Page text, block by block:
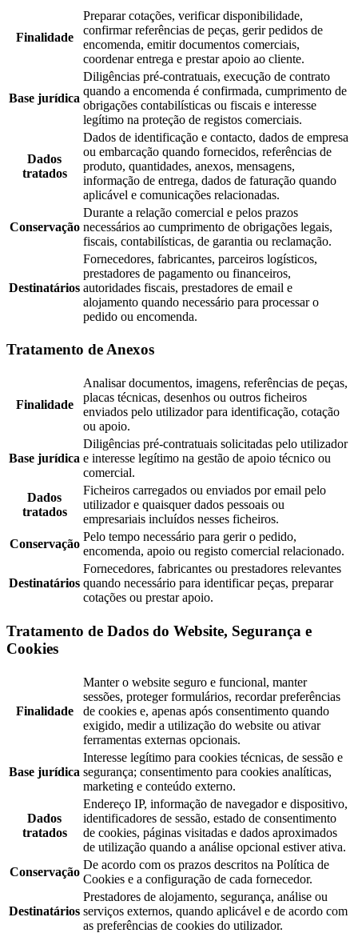
Finalidade
Preparar cotações, verificar disponibilidade,
confirmar referências de peças, gerir pedidos de
encomenda, emitir documentos comerciais,
coordenar entrega e prestar apoio ao cliente.
Base jurídica
Diligências pré-contratuais, execução de contrato
quando a encomenda é confirmada, cumprimento de
obrigações contabilísticas ou fiscais e interesse
legítimo na proteção de registos comerciais.
Dados
tratados
Dados de identificação e contacto, dados de empresa
ou embarcação quando fornecidos, referências de
produto, quantidades, anexos, mensagens,
informação de entrega, dados de faturação quando
aplicável e comunicações relacionadas.
Conservação
Durante a relação comercial e pelos prazos
necessários ao cumprimento de obrigações legais,
fiscais, contabilísticas, de garantia ou reclamação.
Destinatários
Fornecedores, fabricantes, parceiros logísticos,
prestadores de pagamento ou financeiros,
autoridades fiscais, prestadores de email e
alojamento quando necessário para processar o
pedido ou encomenda.
Tratamento de Anexos
Finalidade
Analisar documentos, imagens, referências de peças,
placas técnicas, desenhos ou outros ficheiros
enviados pelo utilizador para identificação, cotação
ou apoio.
Base jurídica
Diligências pré-contratuais solicitadas pelo utilizador
e interesse legítimo na gestão de apoio técnico ou
comercial.
Dados
tratados
Ficheiros carregados ou enviados por email pelo
utilizador e quaisquer dados pessoais ou
empresariais incluídos nesses ficheiros.
Conservação
Pelo tempo necessário para gerir o pedido,
encomenda, apoio ou registo comercial relacionado.
Destinatários
Fornecedores, fabricantes ou prestadores relevantes
quando necessário para identificar peças, preparar
cotações ou prestar apoio.
Tratamento de Dados do Website, Segurança e
Cookies
Finalidade
Manter o website seguro e funcional, manter
sessões, proteger formulários, recordar preferências
de cookies e, apenas após consentimento quando
exigido, medir a utilização do website ou ativar
ferramentas externas opcionais.
Base jurídica
Interesse legítimo para cookies técnicas, de sessão e
segurança; consentimento para cookies analíticas,
marketing e conteúdo externo.
Dados
tratados
Endereço IP, informação de navegador e dispositivo,
identificadores de sessão, estado de consentimento
de cookies, páginas visitadas e dados aproximados
de utilização quando a análise opcional estiver ativa.
Conservação
De acordo com os prazos descritos na Política de
Cookies e a configuração de cada fornecedor.
Destinatários
Prestadores de alojamento, segurança, análise ou
serviços externos, quando aplicável e de acordo com
as preferências de cookies do utilizador.